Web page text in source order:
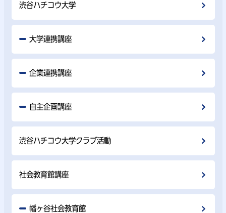
渋谷ハチコウ大学
大学連携講座
企業連携講座
自主企画講座
渋谷ハチコウ大学クラブ活動
社会教育館講座
幡ヶ谷社会教育館